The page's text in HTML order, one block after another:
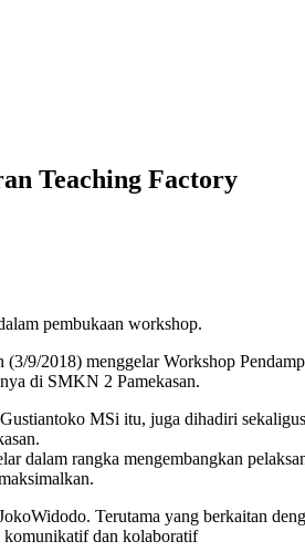
Teaching Factory
pembukaan workshop.
9/2018) menggelar Workshop
di SMKN 2 Pamekasan.
MSi itu, juga dihadiri
rangka mengembangkan
Terutama yang berkaitan
dan kolaboratif